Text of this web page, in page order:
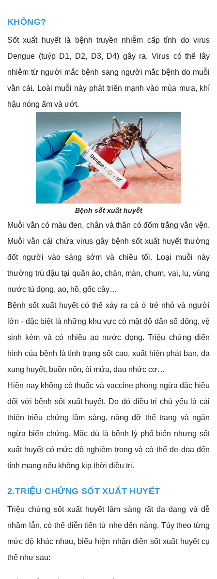
KHÔNG?
Sốt xuất huyết là bệnh truyền nhiễm cấp tính do virus
Dengue (tuýp D1, D2, D3, D4) gây ra. Virus có thể lây
nhiễm từ người mắc bệnh sang người mắc bệnh do muỗi
vằn cái. Loài muỗi này phát triển mạnh vào mùa mưa, khí
hậu nóng ẩm và ướt.
Bệnh sốt xuất huyết
Muỗi vằn có màu đen, chân và thân có đốm trắng vằn vện.
Muỗi vằn cái chứa virus gây bệnh sốt xuất huyết thường
đốt người vào sáng sớm và chiều tối. Loại muỗi này
thường trú đậu tại quần áo, chăn, màn, chum, vại, lu, vùng
nước tù đọng, ao, hồ, gốc cây…
Bệnh sốt xuất huyết có thể xảy ra cả ở trẻ nhỏ và người
lớn - đặc biệt là những khu vực có mật độ dân số đông, vệ
sinh kém và có nhiều ao nước đọng. Triệu chứng điển
hình của bệnh là tình trạng sốt cao, xuất hiện phát ban, da
xung huyết, buồn nôn, ói mửa, đau nhức cơ…
Hiện nay không có thuốc và vaccine phòng ngừa đặc hiệu
đối với bệnh sốt xuất huyết. Do đó điều trị chủ yếu là cải
thiện triệu chứng lâm sàng, nâng đỡ thể trạng và ngăn
ngừa biến chứng. Mặc dù là bệnh lý phổ biến nhưng sốt
xuất huyết có mức độ nghiêm trọng và có thể đe dọa đến
tính mạng nếu không kịp thời điều trị.
2.TRIỆU CHỨNG SỐT XUẤT HUYẾT
Triệu chứng sốt xuất huyết lâm sàng rất đa dạng và dễ
nhầm lẫn, có thể diễn tiến từ nhẹ đến nặng. Tùy theo từng
mức độ khác nhau, biểu hiện nhận diện sốt xuất huyết cụ
thể như sau: